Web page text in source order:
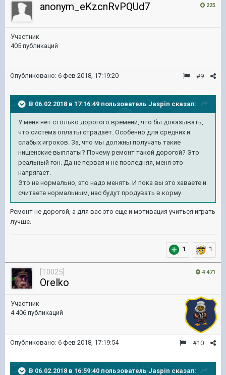
225
anonym_eKzcnRvPQUd7
Участник
405 публикаций
#9
Опубликовано: 6 фев 2018, 17:19:20
В 06.02.2018 в 17:16:49 пользователь Jaspin сказал:
У меня нет столько дорогого времени, что бы доказывать,
что система оплаты страдает. Особенно для средних и
слабых игроков. За, что мы должны получать такие
нищенские выплаты? Почему ремонт такой дорогой? Это
реальный гон. Да не первая и не последняя, меня это
напрягает.
Это не нормально, это надо менять. И пока вы это хаваете и
считаете нормальным, нас будут продувать в корму.
Ремонт не дорогой, а для вас это еще и мотивация учиться играть
лучше.
1 1
4 471
[T0025]
Orelko
Участник
4 406 публикаций
#10
Опубликовано: 6 фев 2018, 17:19:54
В 06.02.2018 в 16:59:40 пользователь Jaspin сказал: